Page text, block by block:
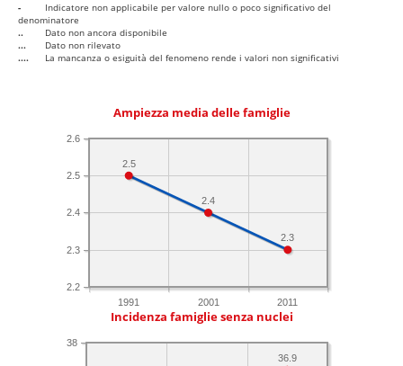
-
Indicatore non applicabile per valore nullo o poco significativo del
denominatore
..
Dato non ancora disponibile
...
Dato non rilevato
....
La mancanza o esiguità del fenomeno rende i valori non significativi
Ampiezza media delle famiglie
1991 2001 2011
2.2
2.3
2.4
2.5
2.6
2.3
2.4
2.5
Incidenza famiglie senza nuclei
38
36.9